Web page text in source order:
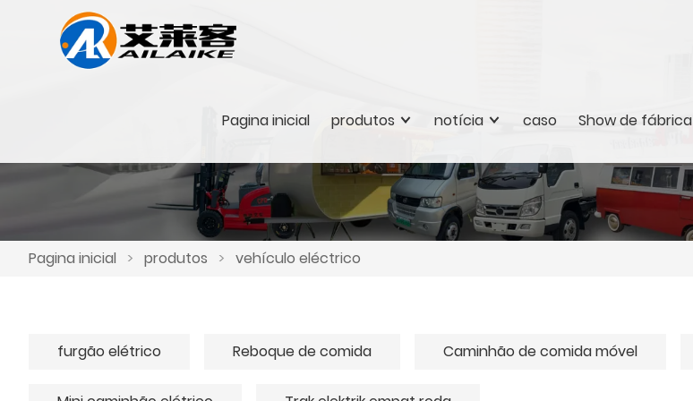
Pagina inicial produtos notícia caso Show de fábrica
Pagina inicial > produtos > vehículo eléctrico
furgão elétrico Reboque de comida Caminhão de comida móvel